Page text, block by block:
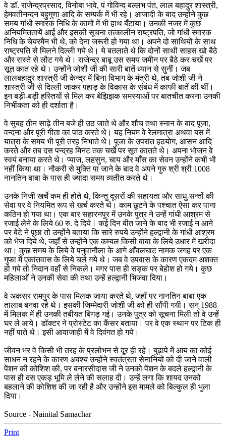
वे डॉ. राजेन्द्रप्रसाद, विनोबा भावे, पं गोविन्द बल्लभ पंत, लाल बहादुर शास्त्री,
हेमवतीनन्दन बहुगुणा आदि के सम्पर्क में भी रहे। आजादी के बाद उन्होंने कुछ
समय गांधी स्मारक निधि के कामों में भी हाथ बँटाया। उनकी नजर में कुछ
अनियमिततायें आई और इसकी सूचना तत्कालीन राष्ट्रपति, जो गांधी स्मारक
निधि के चेयरमैन भी थे, को देना जरूरी हो गया था। अपने दो साथियों के साथ
राष्ट्रपति से मिलने दिल्ली गये थे। ये बतलाते थे कि दोनों साथी साहस खो बैठे
और रास्ते से लौट गये थे। राजेन्द्र बाबू उस समय जमीन पर बैठे कर चर्खे पर
सूत कात रहे थे। उन्होंने जोशी जी की सारी बातें ध्यान से सुनीं। जब
लालबहादुर शास्त्री जी केन्द्र में बिना विभाग के मंत्री थे, तब जोशी जी ने
शास्त्री जी से दिल्ली जाकर पहाड़ के विकास के संबंध में काफी बातें की थीं।
इन बड़ी-बड़ी हस्तियों से मिल कर बेझिझक समस्याओं पर बातचीत करना उनकी
निर्भीकता को ही दर्शाता है।
वे सुबह तीन साढ़े तीन बजे ही उठ जाते थे और शौच तथा स्नान के बाद पूजा,
वन्दना और पूरी गीता का पाठ करते थे। यह नियम वे रेलमात्रा अथवा बस में
यात्रा के समय भी पूरी तरह निभाते थे। पूजा के उपरांत हठयोग, आसन आदि
करते और तब दस पन्द्रह मिनट तक चर्खे पर सूत कातते थे। अपना भोजन वे
स्वयं बनाया करते थे। प्याज, लहसुन, चाय और माँस का सेवन उन्होंने कभी भी
नहीं किया था। नौकरी से मुक्ति पा जाने के बाद वे अपने गुरु श्री श्री 1008
नानतिन बाबा के पास ही ज्यादा समय व्यतीत करते थे।
उनके निजी खर्चे कम ही होते थे, किन्तु दूसरों की सहायता और साधु-सन्तों की
सेवा पर वे नियमित रूप से खर्च करते थे। काम छूटने के पश्चात ऐसा कर पाना
कठिन हो गया था। एक बार सहारनपुर में उनके पुत्र ने उन्हें गांधी आश्रम से
रजाई लेने के लिये 60 रु. दे दिये। कई दिन बीत जाने के बाद भी रजाई न आने
पर बेटे ने पूछा तो उन्होंने बताया कि सारे रुपये उन्होंने हल्द्वानी के गांधी आश्रम
को भेज दिये थे, जहाँ से उन्होंने एक कम्बल किसी बाबा के लिये उधार में खरीदा
था। कुछ समय के लिये वे पनुवानौला के आगे आँवलघाट नामक जगह पर एक
गुफा में एकांतवास के लिये चले गये थे। जब वे उपवास के कारण एकदम अशक्त
हो गये तो निदान वहाँ से निकले। मगर पास ही सड़क पर बेहोश हो गये। कुछ
महिलाओं ने उनकी सेवा की तथा उन्हें हल्द्वानी भिजवा दिया।
वे अकसर रामपुर के पास मिलक जाया करते थे, जहाँ पर नानतिन बाबा एक
तालाब बनवा रहे थे। इसकी जिम्मेदारी जोशी जी को ही सौंपी गयी। सन् 1988
में मिलक में ही उनकी तबीयत बिगड़ गई। उनके पुत्र को सूचना मिली तो वे उन्हें
घर ले आये। डॉक्टर ने प्रोस्टेट का कैंसर बताया। पर वे एक स्थान पर टिक ही
नहीं पाते थे। इसी आवाजाही में वे दिवंगत हो गये।
जीवन भर वे किसी भी तरह के प्रलोभन से दूर ही रहे। बुढ़ापे में आय का कोई
साधन न रहने के कारण अवश्य उन्होंने स्वतंत्रता सेनानियों को दी जाने वाली
पेंशन की कोशिश की, पर बनारसीदास जी ने उनको पेंशन के बदले हल्द्वानी के
पास ही दस एकड़ भूमि ले लेने की सलाह दी। उन्हें लगा कि शायद उनको
बहलाने की कोशिश की जा रही है और उन्होंने इस मामले को बिल्कुल ही भुला
दिया।
Source - Nainital Samachar
Print